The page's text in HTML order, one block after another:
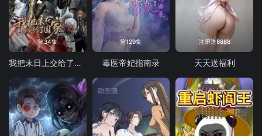
第34集
我把末日上交给了国家
第129集
毒医帝妃指南录
注册送8888
天天送福利